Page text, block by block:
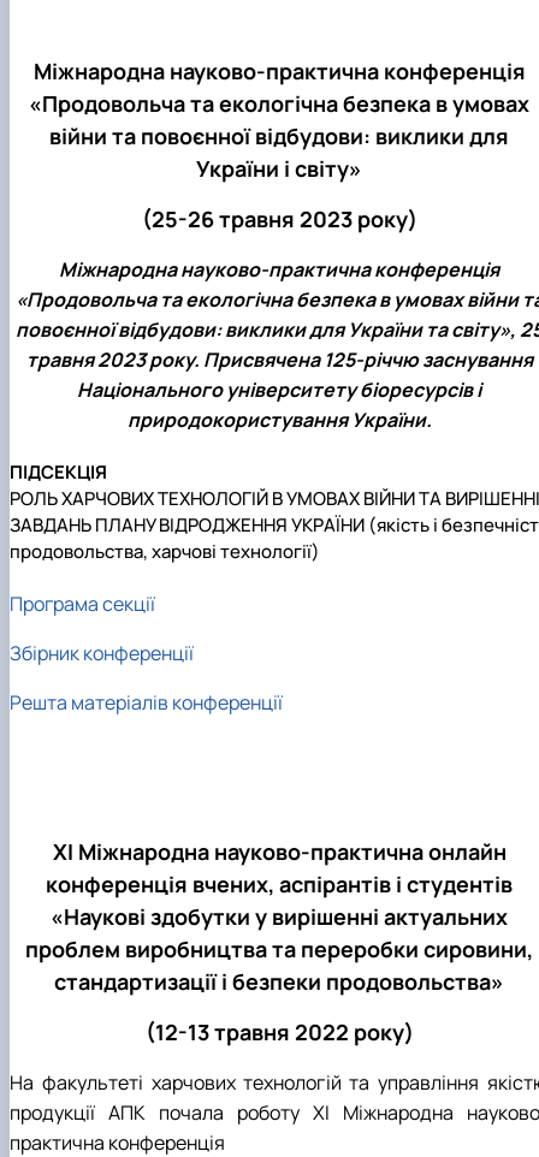
Міжнародна науково-практична конференція
«Продовольча та екологічна безпека в умовах
війни та повоєнної відбудови: виклики для
України і світу»
(25-26 травня 2023 року)
Міжнародна науково-практична конференція
«Продовольча та екологічна безпека в умовах війни
повоєнної відбудови: виклики для України та світу»,
травня 2023 року. Присвячена 125-річчю заснування
Національного університету біоресурсів і
природокористування України.
ПІДСЕКЦІЯ
РОЛЬ ХАРЧОВИХ ТЕХНОЛОГІЙ В УМОВАХ ВІЙНИ ТА ВИРІШЕННІ
ЗАВДАНЬ ПЛАНУ ВІДРОДЖЕННЯ УКРАЇНИ (якість і
продовольства, харчові технології)
Програма секції
Збірник конференції
Решта матеріалів конференції
ХІ Міжнародна науково-практична онлайн
конференція вчених, аспірантів і студентів
«Наукові здобутки у вирішенні актуальних
проблем виробництва та переробки сировини,
стандартизації і безпеки продовольства»
(12-13 травня 2022 року)
На факультеті харчових технологій та управління
продукції АПК почала роботу ХІ Міжнародна
практична конференція